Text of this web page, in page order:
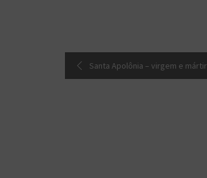
Santa Apolônia – virgem e mártir